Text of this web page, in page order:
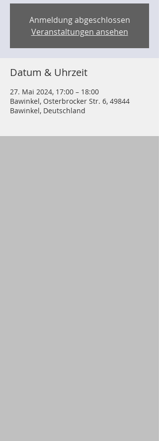
Anmeldung abgeschlossen
Veranstaltungen ansehen
Datum & Uhrzeit
27. Mai 2024, 17:00 – 18:00
Bawinkel, Osterbrocker Str. 6, 49844
Bawinkel, Deutschland